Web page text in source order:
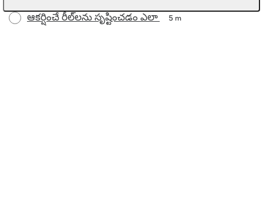
ఆకర్షించే రీల్‌లను సృష్టించడం ఎలా 5 m